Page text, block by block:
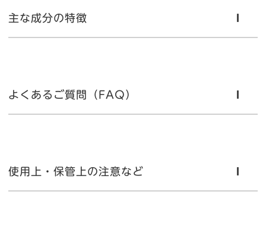
主な成分の特徴
よくあるご質問（FAQ）
使用上・保管上の注意など